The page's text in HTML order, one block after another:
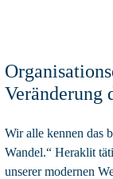
Veränderung
Wir alle kennen das
Wandel.“ Heraklit
unserer modernen